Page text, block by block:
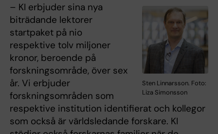
Sten Linnarsson. Foto:
Liza Simonsson
– KI erbjuder sina nya
biträdande lektorer
startpaket på nio
respektive tolv miljoner
kronor, beroende på
forskningsområde, över sex
år. Vi erbjuder
forskningsområden som
respektive institution identifierat och kollegor
som också är världsledande forskare. KI